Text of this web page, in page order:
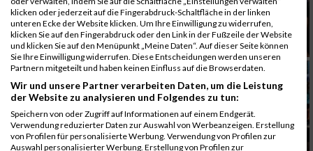
klicken oder jederzeit auf die Fingerabdruck-Schaltfläche in der linken
unteren Ecke der Website klicken. Um Ihre Einwilligung zu widerrufen,
klicken Sie auf den Fingerabdruck oder den Link in der Fußzeile der Website
und klicken Sie auf den Menüpunkt „Meine Daten“. Auf dieser Seite können
Sie Ihre Einwilligung widerrufen. Diese Entscheidungen werden unseren
Partnern mitgeteilt und haben keinen Einfluss auf die Browserdaten.
Wir und unsere Partner verarbeiten Daten, um die Leistung
der Website zu analysieren und Folgendes zu tun:
Speichern von oder Zugriff auf Informationen auf einem Endgerät.
Verwendung reduzierter Daten zur Auswahl von Werbeanzeigen. Erstellung
von Profilen für personalisierte Werbung. Verwendung von Profilen zur
Auswahl personalisierter Werbung. Erstellung von Profilen zur